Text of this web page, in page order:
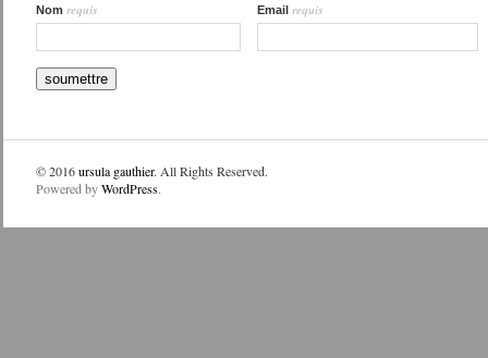
Nom requis Email requis
© 2016ursula gauthier. All Rights Reserved.
Powered byWordPress.